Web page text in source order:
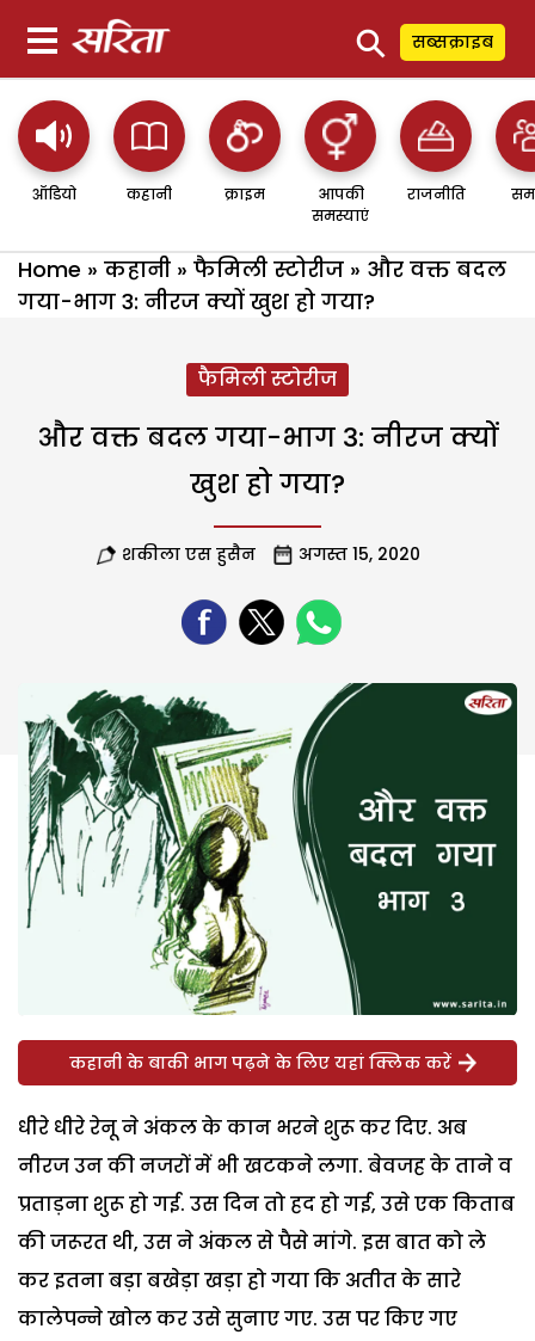
⚲ सब्सक्राइब
ऑडियो कहानी क्राइम
आपकी
समस्याएं
राजनीति
Home » कहानी » फैमिली स्टोरीज » और वक्त बदल
गया-भाग 3: नीरज क्यों खुश हो गया?
फैमिली स्टोरीज
और वक्त बदल गया-भाग 3: नीरज क्यों
खुश हो गया?
शकीला एस हुसैन अगस्त 15, 2020
कहानी के बाकी भाग पढ़ने के लिए यहां क्लिक करें
धीरे धीरे रेनू ने अंकल के कान भरने शुरू कर दिए. अब
नीरज उन की नजरों में भी खटकने लगा. बेवजह के ताने व
प्रताड़ना शुरू हो गई. उस दिन तो हद हो गई, उसे एक किताब
की जरूरत थी, उस ने अंकल से पैसे मांगे. इस बात को ले
कर इतना बड़ा बखेड़ा खड़ा हो गया कि अतीत के सारे
कालेपन्ने खोल कर उसे सुनाए गए. उस पर किए गए